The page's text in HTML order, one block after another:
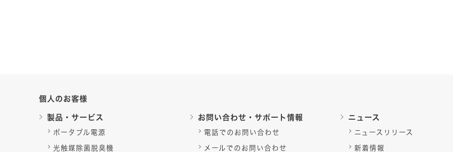
個人のお客様
製品・サービス
ポータブル電源
光触媒除菌脱臭機
お問い合わせ・サポート情報
電話でのお問い合わせ
メールでのお問い合わせ
ニュース
ニュースリリース
新着情報